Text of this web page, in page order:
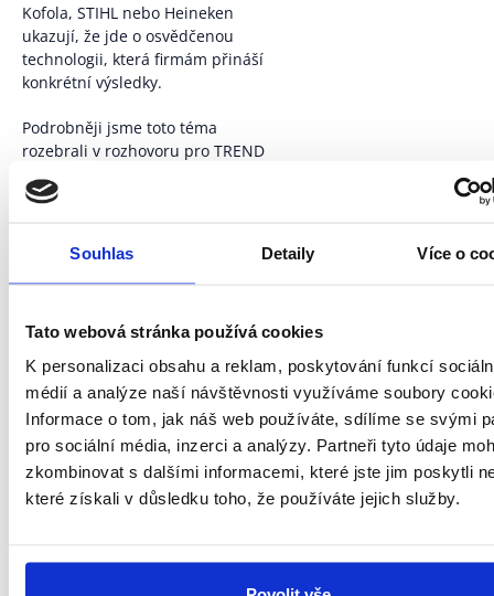
Souhlas Detaily Více o
Tato webová stránka používá cookies
K personalizaci obsahu a reklam, poskytování funkcí
médií a analýze naší návštěvnosti využíváme soubory
Informace o tom, jak náš web používáte, sdílíme se svými
pro sociální média, inzerci a analýzy. Partneři tyto údaje
zkombinovat s dalšími informacemi, které jste jim poskytli
které získali v důsledku toho, že používáte jejich služby.
Kofola, STIHL nebo Heineken
ukazují, že jde o osvědčenou
technologii, která firmám přináší
konkrétní výsledky.
Podrobněji jsme toto téma
rozebrali v rozhovoru pro TREND
i v podcastu na Spotify.
Elektronická EDI komunikace už
oddělení. Je to nástroj, který
pomáhá vedení firem činit
rozhodnutí na základě faktů – a
větší jistotou.
A pokud přemýšlíte, kde začít,
jsme připraveni vám s tím
pomoci. V řadě firem dnes
nastavujeme systém, který
neřeší jen faktury a objednávky,
ale celý tok dat v dodavatelském
úspory, tak pro růst.